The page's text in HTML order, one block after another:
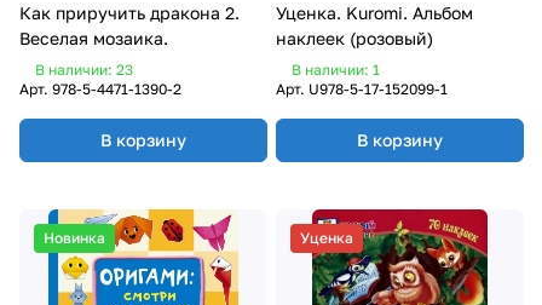
Как приручить дракона 2.
Веселая мозаика.
В наличии: 23
Арт. 978-5-4471-1390-2
В корзину
Уценка. Kuromi. Альбом
наклеек (розовый)
В наличии: 1
Арт. U978-5-17-152099-1
В корзину
Новинка Уценка